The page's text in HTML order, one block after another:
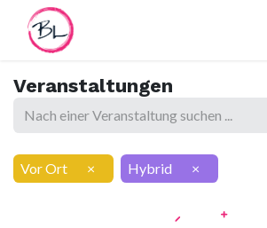
Veranstaltungen
Vor Ort × Hybrid ×